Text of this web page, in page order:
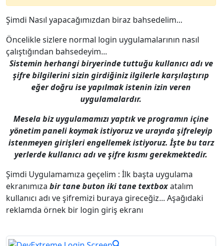
Şimdi Nasıl yapacağımızdan biraz bahsedelim...
Öncelikle sizlere normal login uygulamalarının nasıl
çalıştığından bahsedeyim...
Sistemin herhangi biryerinde tuttuğu kullanıcı adı ve
şifre bilgilerini sizin girdiğiniz ilgilerle karşılaştırıp
eğer doğru ise yapılmak istenin izin veren
uygulamalardır.
Mesela biz uygulamamızı yaptık ve programın içine
yönetim paneli koymak istiyoruz ve urayıda şifreleyip
istenmeyen girişleri engellemek istiyoruz. İşte bu tarz
yerlerde kullanıcı adı ve şifre kısmı gerekmektedir.
Şimdi Uygulamamıza geçelim : İlk başta uygulama
ekranımıza bir tane buton iki tane textboxatalım
kullanıcı adı ve şifremizi buraya gireceğiz... Aşağıdaki
reklamda örnek bir login giriş ekranı